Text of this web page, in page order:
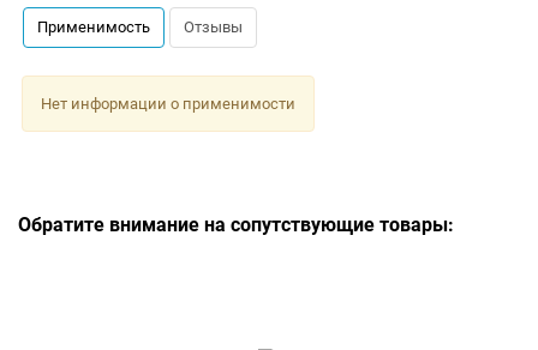
Применимость Отзывы
Нет информации о применимости
Обратите внимание на сопутствующие товары: